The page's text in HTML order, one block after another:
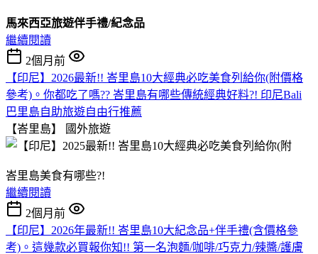
馬來西亞旅遊伴手禮/紀念品
繼續閱讀
2個月前
【印尼】2026最新!! 峇里島10大經典必吃美食列給你(附價格
參考)。你都吃了嗎?? 峇里島有哪些傳統經典好料?! 印尼Bali
巴里島自助旅遊自由行推薦
【峇里島】
國外旅遊
峇里島美食有哪些?!
繼續閱讀
2個月前
【印尼】2026年最新!! 峇里島10大紀念品+伴手禮(含價格參
考)。這幾款必買報你知!! 第一名泡麵/咖啡/巧克力/辣醬/護膚